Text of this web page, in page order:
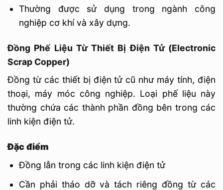
Thường được sử dụng trong ngành công
nghiệp cơ khí và xây dựng.
Đồng Phế Liệu Từ Thiết Bị Điện Tử (Electronic
Scrap Copper)
Đồng từ các thiết bị điện tử cũ như máy tính, điện
thoại, máy móc công nghiệp. Loại phế liệu này
thường chứa các thành phần đồng bên trong các
linh kiện điện tử.
Đặc điểm
Đồng lẫn trong các linh kiện điện tử
Cần phải tháo dỡ và tách riêng đồng từ các